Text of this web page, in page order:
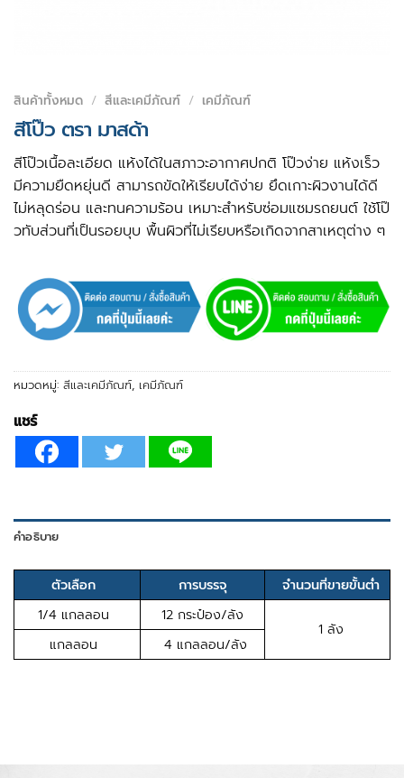
สินค้าทั้งหมด / สีและเคมีภัณฑ์ / เคมีภัณฑ์
สีโป๊ว ตรา มาสด้า
สีโป๊วเนื้อละเอียด แห้งได้ในสภาวะอากาศปกติ โป๊วง่าย แห้งเร็ว
มีความยืดหยุ่นดี สามารถขัดให้เรียบได้ง่าย ยึดเกาะผิวงานได้ดี
ไม่หลุดร่อน และทนความร้อน เหมาะสำหรับซ่อมแซมรถยนต์ ใช้โป๊
วทับส่วนที่เป็นรอยบุบ พื้นผิวที่ไม่เรียบหรือเกิดจากสาเหตุต่าง ๆ
หมวดหมู่: สีและเคมีภัณฑ์, เคมีภัณฑ์
แชร์
คำอธิบาย
ตัวเลือก การบรรจุ
จำนวนที่ขายขั้นต่ำ
1/4 แกลลอน
12 กระป๋อง/ลัง
1 ลัง
แกลลอน 4 แกลลอน/ลัง